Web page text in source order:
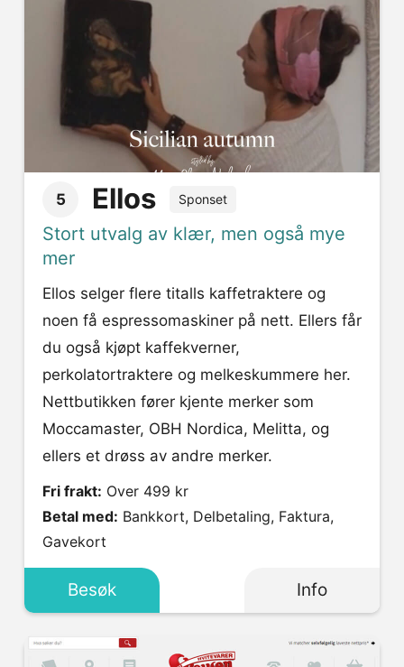
5 Ellos Sponset
Stort utvalg av klær, men også mye
mer
Ellos selger flere titalls kaffetraktere og
noen få espressomaskiner på nett. Ellers får
du også kjøpt kaffekverner,
perkolatortraktere og melkeskummere her.
Nettbutikken fører kjente merker som
Moccamaster, OBH Nordica, Melitta, og
ellers et drøss av andre merker.
Fri frakt: Over 499 kr
Betal med:
Gavekort
Besøk Info